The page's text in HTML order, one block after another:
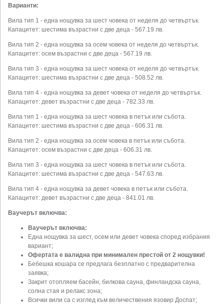
Варианти:
Вила тип 1 - една нощувка за шест човека от неделя до четвъртък.
Капацитет: шестима възрастни с две деца - 567.19 лв.
Вила тип 2 - една нощувка за осем човека от неделя до четвъртък.
Капацитет: осем възрастни с две деца - 567.19 лв.
Вила тип 3 - една нощувка за шест човека от неделя до четвъртък.
Капацитет: шестима възрастни с две деца - 508.52 лв.
Вила тип 4 - една нощувка за девет човека от неделя до четвъртък.
Капацитет: девет възрастни с две деца - 782.33 лв.
Вила тип 1 - една нощувка за шест човека в петък или събота.
Капацитет: шестима възрастни с две деца - 606.31 лв.
Вила тип 2 - една нощувка за осем човека в петък или събота.
Капацитет: осем възрастни с две деца - 606.31 лв.
Вила тип 3 - една нощувка за шест човека в петък или събота.
Капацитет: шестима възрастни с две деца - 547.63 лв.
Вила тип 4 - една нощувка за девет човека в петък или събота.
Капацитет: девет възрастни с две деца - 841.01 лв.
Ваучерът включва:
Ваучерът включва:
Една нощувка за шест, осем или девет човека според избрания
вариант;
Офертата е валидна при минимален престой от 2 нощувки!
Бебешка кошара се предлага безплатно с предварителна
заявка;
Закрит отопляем басейн, билкова сауна, финландска сауна,
солна стая и релакс зона;
Всички вили са с изглед към величествения язовир Доспат;